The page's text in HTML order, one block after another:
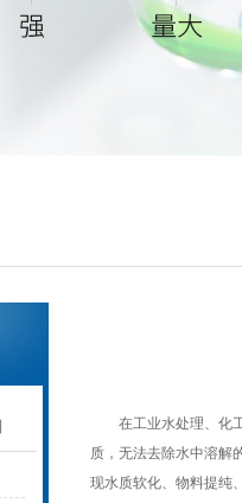
在工业水处理、化工
质，无法去除水中溶解
现水质软化、物料提纯